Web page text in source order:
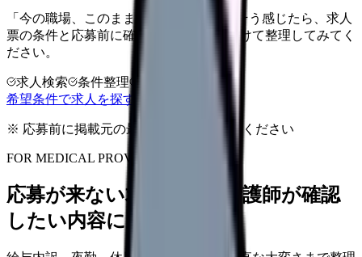
「今の職場、このままでいいのかな...」そう感じたら、求人
票の条件と応募前に確認したい不安を分けて整理してみてく
ださい。
求人検索 条件整理
希望条件で求人を探す
※ 応募前に掲載元の最新情報を確認してください
FOR MEDICAL PROVIDERS
応募が来ない求人票を、看護師が確認
したい内容に直せます